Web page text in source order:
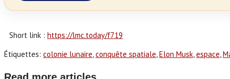
Short link : https://lmc.today/f719
Étiquettes: colonie lunaire, conquête spatiale, Elon Musk, espace,